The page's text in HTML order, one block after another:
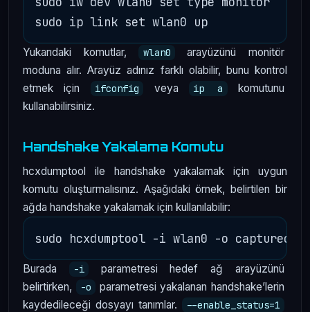
Yukarıdaki komutlar, wlan0
arayüzünü monitör
moduna alır. Arayüz adınız farklı olabilir, bunu kontrol
etmek için
ifconfig veya ip a
komutunu
kullanabilirsiniz.
Handshake Yakalama Komutu
hcxdumptool ile handshake yakalamak için uygun
komutu oluşturmalısınız. Aşağıdaki örnek, belirtilen bir
ağda handshake yakalamak için kullanılabilir:
Burada -i
parametresi hedef ağ arayüzünü
belirtirken,
-o
parametresi yakalanan handshake’lerin
kaydedileceği dosyayı tanımlar.
--enable_status=1